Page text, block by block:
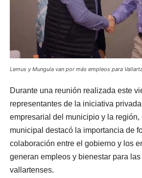
Lemus y Munguía van por más empleos para
Durante una reunión realizada este
representantes de la iniciativa
empresarial del municipio y la región,
municipal destacó la importancia de
colaboración entre el gobierno y los
generan empleos y bienestar para
vallartenses.